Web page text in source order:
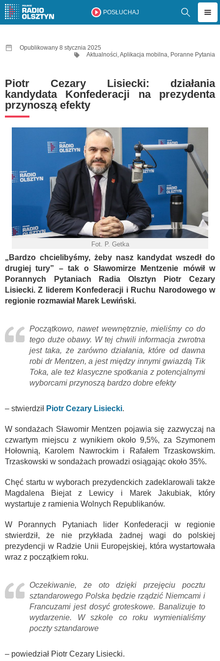
POSŁUCHAJ
Opublikowany 8 stycznia 2025
Aktualności,Aplikacja mobilna, Poranne Pytania
Piotr Cezary Lisiecki: działania
kandydata Konfederacji na prezydenta
przynoszą efekty
Fot. P. Getka
„Bardzo chcielibyśmy, żeby nasz kandydat wszedł do
drugiej tury” – tak o Sławomirze Mentzenie mówił w
Porannych Pytaniach Radia Olsztyn Piotr Cezary
Lisiecki. Z liderem Konfederacji i Ruchu Narodowego w
regionie rozmawiał Marek Lewiński.
Początkowo, nawet wewnętrznie, mieliśmy co do
tego duże obawy. W tej chwili informacja zwrotna
jest taka, że zarówno działania, które od dawna
robi dr Mentzen, a jest między innymi gwiazdą Tik
Toka, ale też klasyczne spotkania z potencjalnymi
wyborcami przynoszą bardzo dobre efekty
– stwierdził Piotr Cezary Lisiecki.
W sondażach Sławomir Mentzen pojawia się zazwyczaj na
czwartym miejscu z wynikiem około 9,5%, za Szymonem
Hołownią, Karolem Nawrockim i Rafałem Trzaskowskim.
Trzaskowski w sondażach prowadzi osiągając około 35%.
Chęć startu w wyborach prezydenckich zadeklarowali także
Magdalena Biejat z Lewicy i Marek Jakubiak, który
wystartuje z ramienia Wolnych Republikanów.
W Porannych Pytaniach lider Konfederacji w regionie
stwierdził, że nie przykłada żadnej wagi do polskiej
prezydencji w Radzie Unii Europejskiej, która wystartowała
wraz z początkiem roku.
Oczekiwanie, że oto dzięki przejęciu pocztu
sztandarowego Polska będzie rządzić Niemcami i
Francuzami jest dosyć groteskowe. Banalizuje to
wydarzenie. W szkole co roku wymienialiśmy
poczty sztandarowe
– powiedział Piotr Cezary Lisiecki.